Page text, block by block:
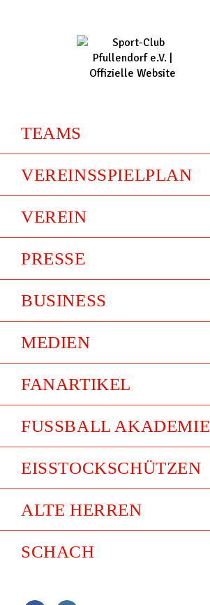
TEAMS
VEREINSSPIELPLAN
VEREIN
PRESSE
BUSINESS
MEDIEN
FANARTIKEL
FUSSBALL AKADEMIE
EISSTOCKSCHÜTZEN
ALTE HERREN
SCHACH